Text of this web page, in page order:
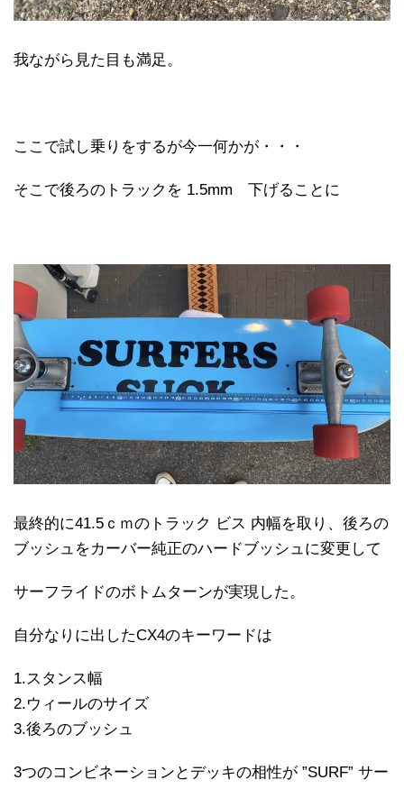
我ながら見た目も満足。
ここで試し乗りをするが今一何かが・・・
そこで後ろのトラックを 1.5mm 下げることに
最終的に41.5ｃｍのトラック ビス 内幅を取り、後ろの
ブッシュをカーバー純正のハードブッシュに変更して
サーフライドのボトムターンが実現した。
自分なりに出したCX4のキーワードは
1.スタンス幅
2.ウィールのサイズ
3.後ろのブッシュ
3つのコンビネーションとデッキの相性が ”SURF” サー